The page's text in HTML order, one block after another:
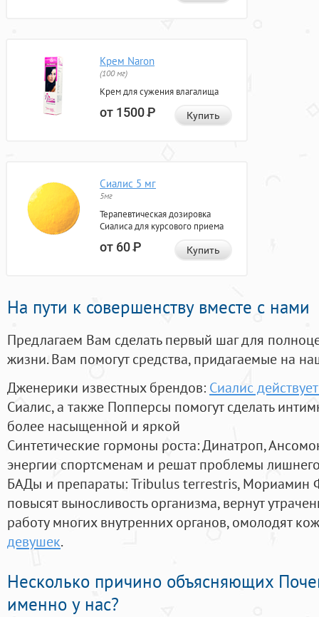
Крем Naron
(100 мг)
Крем для сужения влагалища
от 1500Р Купить
Сиалис 5 мг
5мг
Терапевтическая дозировка
Сиалиса для курсового приема
от 60Р Купить
На пути к совершенству вместе с нами
Предлагаем Вам сделать первый шаг для
жизни. Вам помогут средства, придагаемые на
Дженерики известных брендов: Сиалис
Сиалис, а также Попперсы помогут сделать
более насыщенной и яркой
Синтетические гормоны роста: Динатроп,
энергии спортсменам и решат проблемы
БАДы и препараты:Tribulus terrestris, Мориамин
повысят выносливость организма, вернут
работу многих внутренних органов, омолодят
девушек.
Несколько причино объясняющих
именно у нас?